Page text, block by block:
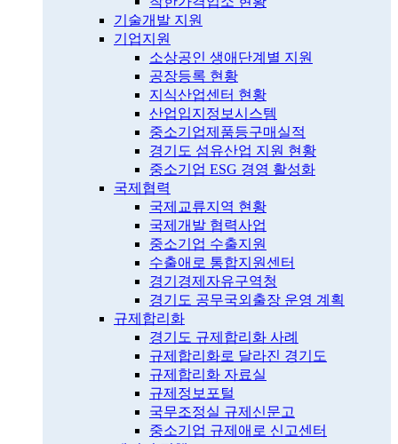
기술개발 지원
기업지원
소상공인 생애단계별 지원
공장등록 현황
지식산업센터 현황
산업입지정보시스템
중소기업제품등구매실적
경기도 섬유산업 지원 현황
중소기업 ESG 경영 활성화
국제협력
국제교류지역 현황
국제개발 협력사업
중소기업 수출지원
수출애로 통합지원센터
경기경제자유구역청
경기도 공무국외출장 운영 계획
규제합리화
경기도 규제합리화 사례
규제합리화로 달라진 경기도
규제합리화 자료실
규제정보포털
국무조정실 규제신문고
중소기업 규제애로 신고센터